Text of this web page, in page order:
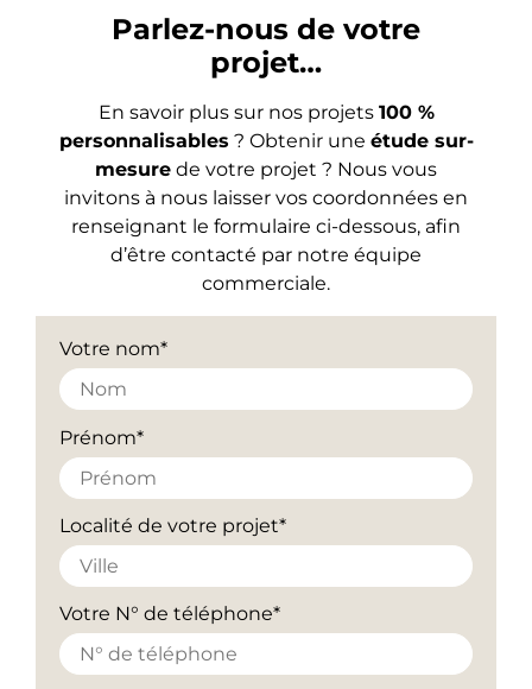
Parlez-nous de votre
projet…
En savoir plus sur nos projets 100 %
personnalisables ? Obtenir une étude sur-
mesure de votre projet ? Nous vous
invitons à nous laisser vos coordonnées en
renseignant le formulaire ci-dessous, afin
d’être contacté par notre équipe
commerciale.
Votre nom*
Prénom*
Localité de votre projet*
Votre N° de téléphone*